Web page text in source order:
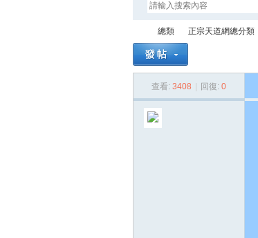
總類
›
正宗天道網總分類
查看: 3408 回復: 0